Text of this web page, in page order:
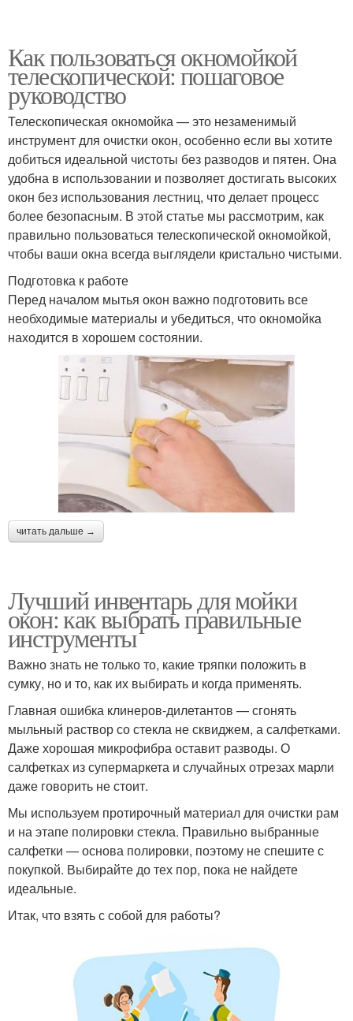
Как пользоваться окномойкой
телескопической: пошаговое
руководство
Телескопическая окномойка — это незаменимый
инструмент для очистки окон, особенно если вы хотите
добиться идеальной чистоты без разводов и пятен. Она
удобна в использовании и позволяет достигать высоких
окон без использования лестниц, что делает процесс
более безопасным. В этой статье мы рассмотрим, как
правильно пользоваться телескопической окномойкой,
чтобы ваши окна всегда выглядели кристально чистыми.
Подготовка к работе
Перед началом мытья окон важно подготовить все
необходимые материалы и убедиться, что окномойка
находится в хорошем состоянии.
читать дальше →
Лучший инвентарь для мойки
окон: как выбрать правильные
инструменты
Важно знать не только то, какие тряпки положить в
сумку, но и то, как их выбирать и когда применять.
Главная ошибка клинеров-дилетантов — сгонять
мыльный раствор со стекла не сквиджем, а салфетками.
Даже хорошая микрофибра оставит разводы. О
салфетках из супермаркета и случайных отрезах марли
даже говорить не стоит.
Мы используем протирочный материал для очистки рам
и на этапе полировки стекла. Правильно выбранные
салфетки — основа полировки, поэтому не спешите с
покупкой. Выбирайте до тех пор, пока не найдете
идеальные.
Итак, что взять с собой для работы?